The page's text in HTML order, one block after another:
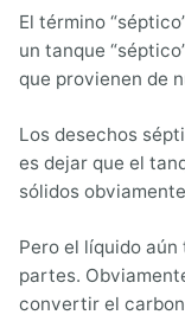
El término
un tanque
que provienen de
Los desechos
es dejar que el
sólidos
Pero el líquido
partes.
convertir el